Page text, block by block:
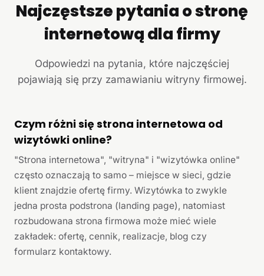
Najczęstsze pytania o stronę
internetową dla firmy
Odpowiedzi na pytania, które najczęściej
pojawiają się przy zamawianiu witryny firmowej.
Czym różni się strona internetowa od
wizytówki online?
"Strona internetowa", "witryna" i "wizytówka online"
często oznaczają to samo – miejsce w sieci, gdzie
klient znajdzie ofertę firmy. Wizytówka to zwykle
jedna prosta podstrona (landing page), natomiast
rozbudowana strona firmowa może mieć wiele
zakładek: ofertę, cennik, realizacje, blog czy
formularz kontaktowy.